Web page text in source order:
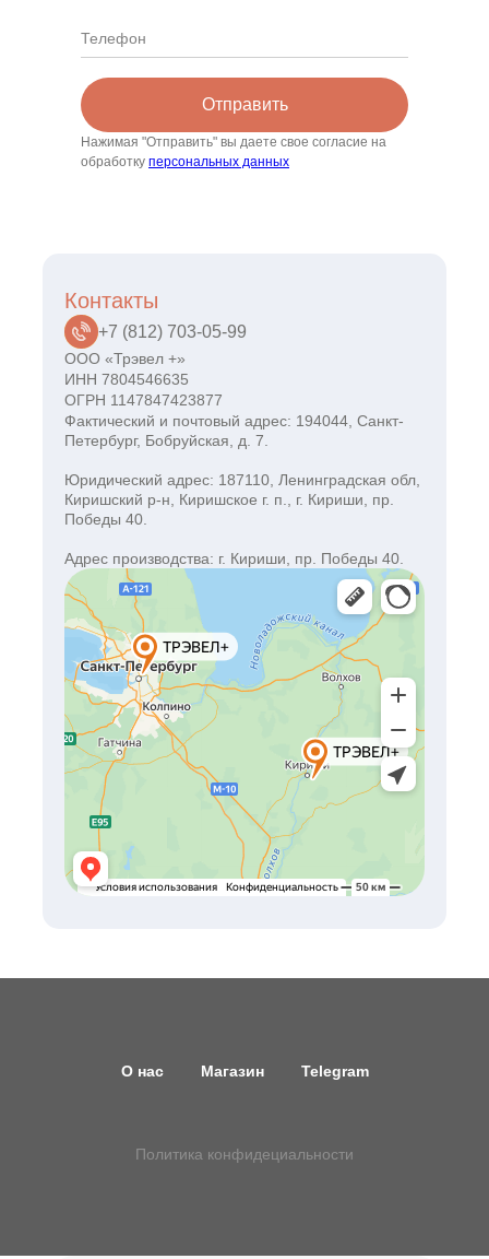
Отправить
Нажимая "Отправить" вы даете свое согласие на
обработку персональных данных
Контакты
+7 (812) 703-05-99
ООО «Трэвел +»
ИНН 7804546635
ОГРН 1147847423877
Фактический и почтовый адрес: 194044, Санкт-
Петербург, Бобруйская, д. 7.
Юридический адрес: 187110, Ленинградская обл,
Киришский р-н, Киришское г. п., г. Кириши, пр.
Победы 40.
Адрес производства: г. Кириши, пр. Победы 40.
О нас Магазин Telegram
Политика конфидециальности